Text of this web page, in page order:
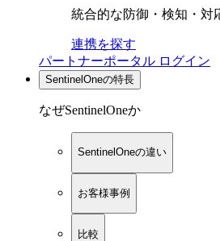
統合的な防御・検知・対
連携を探す
パートナーポータル ログイン
SentinelOneの特長
なぜSentinelOneか
SentinelOneの違い
お客様事例
比較